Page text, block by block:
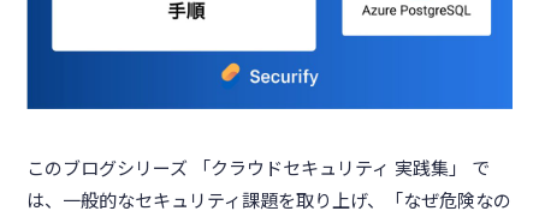
このブログシリーズ 「クラウドセキュリティ 実践集」 で
は、一般的なセキュリティ課題を取り上げ、「なぜ危険なの